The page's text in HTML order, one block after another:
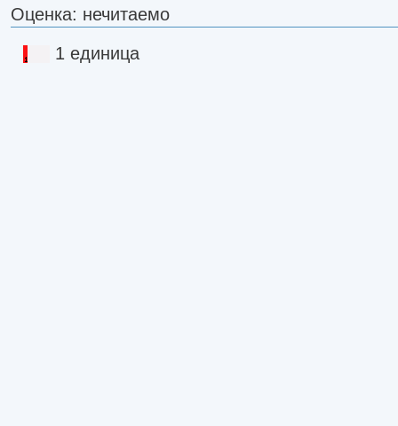
Оценка: нечитаемо
1 единица